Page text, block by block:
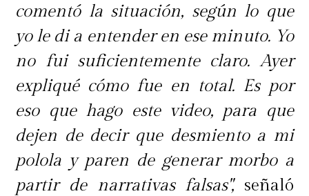
comentó la situación, según lo que
yo le di a entender en ese minuto. Yo
no fui suficientemente claro. Ayer
expliqué cómo fue en total. Es por
eso que hago este video, para que
dejen de decir que desmiento a mi
polola y paren de generar morbo a
partir de narrativas falsas",señaló